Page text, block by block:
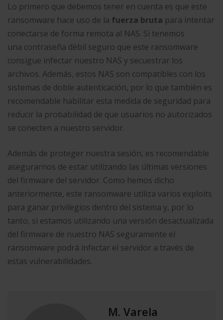
Lo primero que debemos tener en cuenta es que este
ransomware hace uso de la fuerza bruta para intentar
conectarse de forma remota al NAS. Si tenemos
una contraseña débil seguro que este ransomware
consigue infectar nuestro NAS y secuestrar los
archivos. Además, estos NAS son compatibles con los
sistemas de doble autenticación, por lo que también es
recomendable habilitar esta medida de seguridad para
reducir la probabilidad de que usuarios no autorizados
se conecten a nuestro servidor.
Además de proteger nuestra sesión, es recomendable
asegurarnos de estar utilizando las últimas versiones
del firmware del servidor. Como hemos dicho
anteriormente, este ransomware utiliza varios exploits
para ganar privilegios dentro del sistema y, por lo
tanto, si estamos utilizando una versión desactualizada
del firmware de nuestro NAS seguramente el
ransomware podrá infectar el servidor a través de
estas vulnerabilidades.
M. Varela